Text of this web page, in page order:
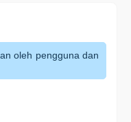
oleh pengguna dan